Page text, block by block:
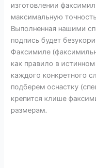
изготовлении
максимальную
Выполненная нашими
подпись будет
Факсимиле
как правило в
каждого конкретного
подберем оснастку
крепится клише
размерам.